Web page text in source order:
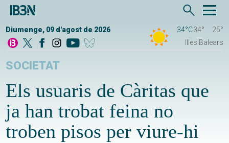
Diumenge, 09 d'agost de 2026 34°C34°
25°
Illes Balears
SOCIETAT
Els usuaris de Càritas que
ja han trobat feina no
troben pisos per viure-hi